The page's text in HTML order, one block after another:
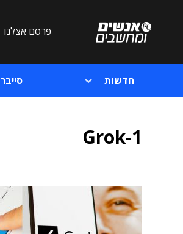
פרסם אצלנו
חדשות סייבר
Grok-1